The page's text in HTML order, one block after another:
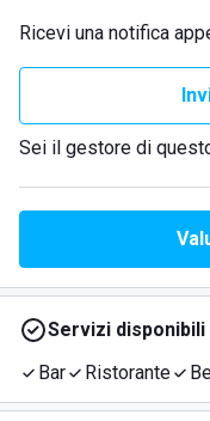
Ricevi una notifica
Sei il gestore di
Servizi disponibili
Bar
Ristorante